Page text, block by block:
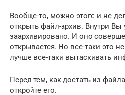
Вообще-то, можно этого и не
открыть файл-архив. Внутри Вы
заархивировано. И оно
открывается. Но все-таки это
лучше все-таки вытаскивать
Перед тем, как достать из
откройте его.